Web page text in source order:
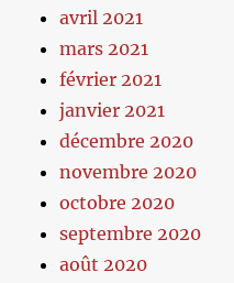
avril 2021
mars 2021
février 2021
janvier 2021
décembre 2020
novembre 2020
octobre 2020
septembre 2020
août 2020